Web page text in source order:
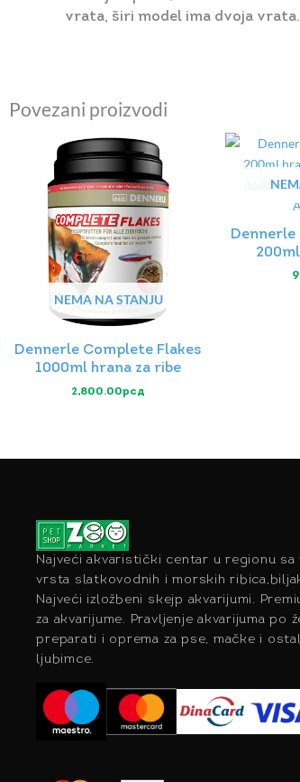
vrata, širi model ima dvoja
Povezani proizvodi
NEMA NA STANJU
Dennerle Complete Flakes
1000ml hrana za ribe
2,800.00рсд
Dennerle
Najveći akvaristički centar u regionu
vrsta slatkovodnih i morskih
Najveći izložbeni skejp akvarijumi.
za akvarijume. Pravljenje akvarijuma po
preparati i oprema za pse, mačke i
ljubimce.